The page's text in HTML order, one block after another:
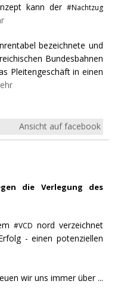
kann der #Nachtzug
bezeichnete und
Bundesbahnen
Pleitengeschäft in einen
Ansicht auf facebook
die Verlegung des
#VCD nord verzeichnet
- einen potenziellen
wir uns immer über ...